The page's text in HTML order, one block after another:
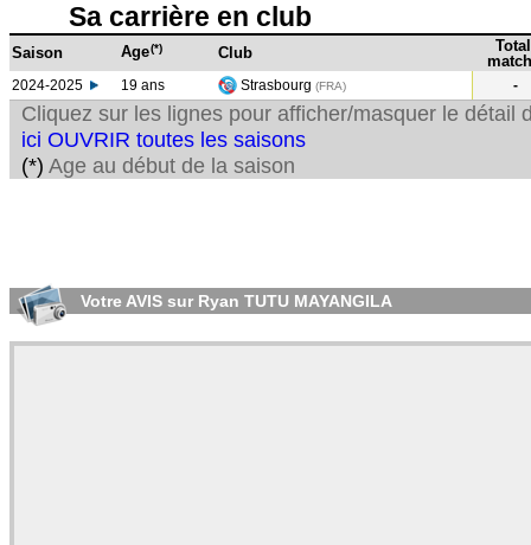
Sa carrière en club
Saison Age(*) Club
Total
2024-2025 19 ans Strasbourg (FRA) -
Cliquez sur les lignes pour afficher/masquer le détail
ici OUVRIR toutes les saisons
(*) Age au début de la saison
Votre AVIS sur Ryan TUTU MAYANGILA